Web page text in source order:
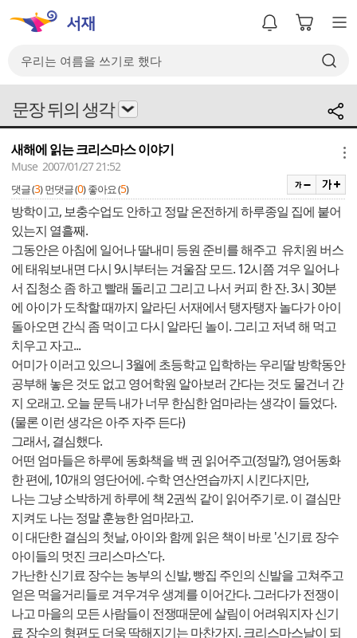
문장 뒤의 생각
새해에 읽는 크리스마스 이야기
Muse 2007/01/27 21:52
댓글 (3) 먼댓글 (0) 좋아요 (5)
방학이고, 보충수업도 안하고 정말 온전하게 하루종일 집에 붙어
있는지 열흘째.
그동안은 아침에 일어나 딸내미 등원 준비를 해주고 유치원 버스
에 태워보내면 다시 9시부터는 겨울잠 모드. 12시쯤 겨우 일어나
서 집청소 좀 하고 빨래 돌리고 그리고 나서 커피 한 잔. 3시 30분
에 아이가 도착할 때까지 알라딘 서재에서 탱자탱자 놀다가 아이
돌아오면 간식 좀 먹이고 다시 알라딘 놀이. 그리고 저녁 해 먹고
치우고 자고...
어미가 이러고 있으니 3월에 초등학교 입학하는 우리딸 방학동안
공부해 놓은 것도 없고 영어학원 알아보러 간다는 것도 물건너 간
지 오래고. 오늘 문득 내가 너무 한심한 엄마라는 생각이 들었다.
(물론 이런 생각은 아주 자주 든다)
그래서, 결심했다.
어떤 엄마들은 하루에 동화책을 백 권 읽어주고(정말?), 영어동화
한 편에, 10개의 영단어에. 수학 연산연습까지 시킨다지만,
나는 그냥 소박하게 하루에 책 2권씩 같이 읽어주기로. 이 결심만
지켜도 나는 정말 훈늉한 엄마!라고.
이 대단한 결심의 첫날, 아이와 함께 읽은 책이 바로 '신기료 장수
아이들의 멋진 크리스마스'다.
가난한 신기료 장수는 농부의 신발, 빵집 주인의 신발을 고쳐주고
얻은 먹을거리들로 겨우겨우 생계를 이어간다. 그러다가 전쟁이
나고 마을의 모든 사람들이 전쟁때문에 살림이 어려워지자 신기
료 장수의 형편도 더욱 딱해지기는 마찬가지. 크리스마스날이 되